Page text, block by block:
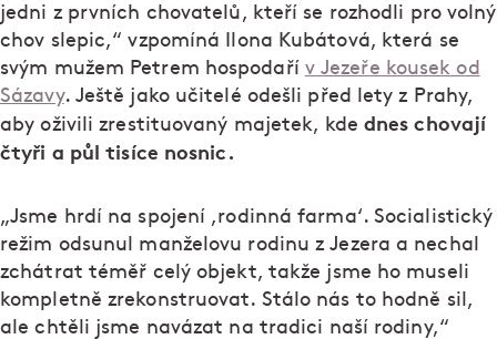
jedni z prvních chovatelů, kteří se rozhodli pro volný
chov slepic,“ vzpomíná Ilona Kubátová, která se
svým mužem Petrem hospodaří v Jezeře kousek od
Sázavy. Ještě jako učitelé odešli před lety z Prahy,
aby oživili zrestituovaný majetek, kde dnes chovají
čtyři a půl tisíce nosnic.
„Jsme hrdí na spojení ,rodinná farma‘. Socialistický
režim odsunul manželovu rodinu z Jezera a nechal
zchátrat téměř celý objekt, takže jsme ho museli
kompletně zrekonstruovat. Stálo nás to hodně sil,
ale chtěli jsme navázat na tradici naší rodiny,“